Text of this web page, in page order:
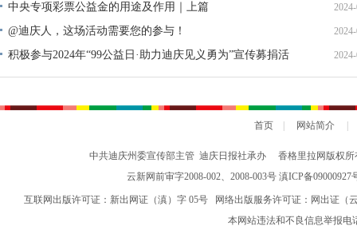
中央专项彩票公益金的用途及作用｜上篇
@迪庆人，这场活动需要您的参与！
积极参与2024年“99公益日·助力迪庆见义勇为”宣传募捐活
动倡议书